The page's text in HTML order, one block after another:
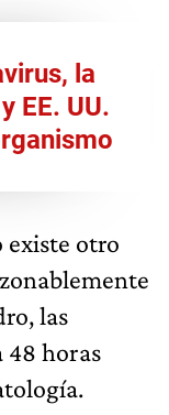
la
EE. UU.
existe otro
las
48 horas